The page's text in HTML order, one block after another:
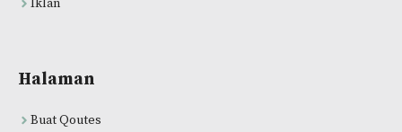
Iklan
Halaman
Buat Qoutes